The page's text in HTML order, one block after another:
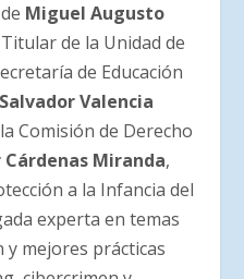
Miguel Augusto
de la Unidad de
de Educación
Valencia
Comisión de Derecho
Cárdenas Miranda,
a la Infancia del
experta en temas
y mejores prácticas